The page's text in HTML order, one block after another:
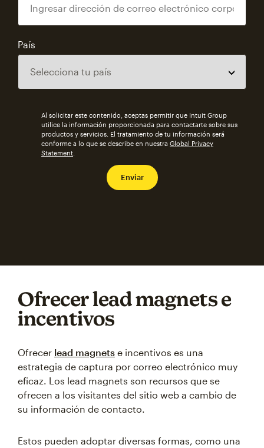
País
Al solicitar este contenido, aceptas permitir que Intuit Group
utilice la información proporcionada para contactarte sobre sus
productos y servicios. El tratamiento de tu información será
conforme a lo que se describe en nuestra Global Privacy
Statement
Ofrecer lead magnets e
incentivos
Ofrecer lead magnets e incentivos es una
estrategia de captura por correo electrónico muy
eficaz. Los lead magnets son recursos que se
ofrecen a los visitantes del sitio web a cambio de
su información de contacto.
Estos pueden adoptar diversas formas, como una